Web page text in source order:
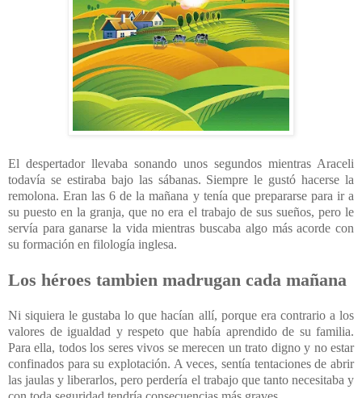
El despertador llevaba sonando unos segundos mientras Araceli
todavía se estiraba bajo las sábanas. Siempre le gustó hacerse la
remolona. Eran las 6 de la mañana y tenía que prepararse para ir a
su puesto en la granja, que no era el trabajo de sus sueños, pero le
servía para ganarse la vida mientras buscaba algo más acorde con
su formación en filología inglesa.
Los héroes tambien madrugan cada mañana
Ni siquiera le gustaba lo que hacían allí, porque era contrario a los
valores de igualdad y respeto que había aprendido de su familia.
Para ella, todos los seres vivos se merecen un trato digno y no estar
confinados para su explotación. A veces, sentía tentaciones de abrir
las jaulas y liberarlos, pero perdería el trabajo que tanto necesitaba y